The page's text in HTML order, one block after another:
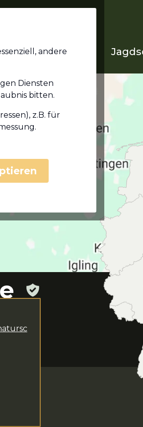
in deinem
andere
Diensten
bitten.
z.B. für